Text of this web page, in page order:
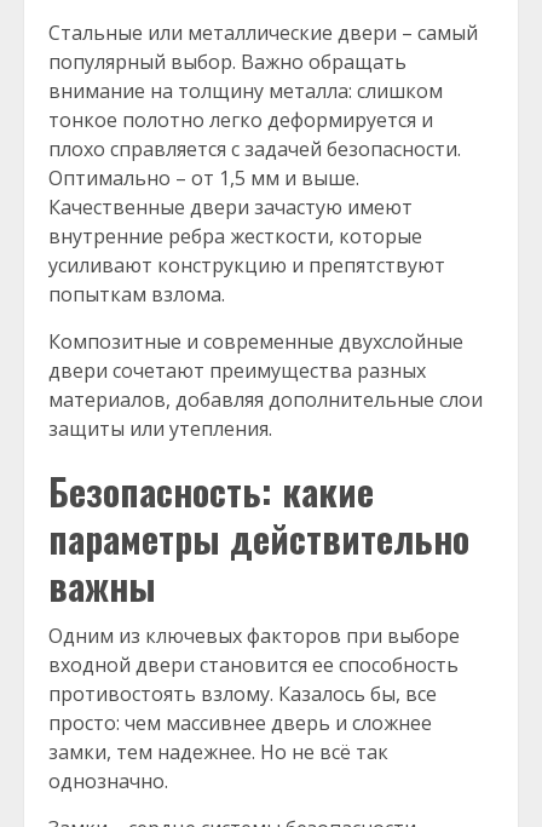
Стальные или металлические двери – самый
популярный выбор. Важно обращать
внимание на толщину металла: слишком
тонкое полотно легко деформируется и
плохо справляется с задачей безопасности.
Оптимально – от 1,5 мм и выше.
Качественные двери зачастую имеют
внутренние ребра жесткости, которые
усиливают конструкцию и препятствуют
попыткам взлома.
Композитные и современные двухслойные
двери сочетают преимущества разных
материалов, добавляя дополнительные слои
защиты или утепления.
Безопасность: какие
параметры действительно
важны
Одним из ключевых факторов при выборе
входной двери становится ее способность
противостоять взлому. Казалось бы, все
просто: чем массивнее дверь и сложнее
замки, тем надежнее. Но не всё так
однозначно.